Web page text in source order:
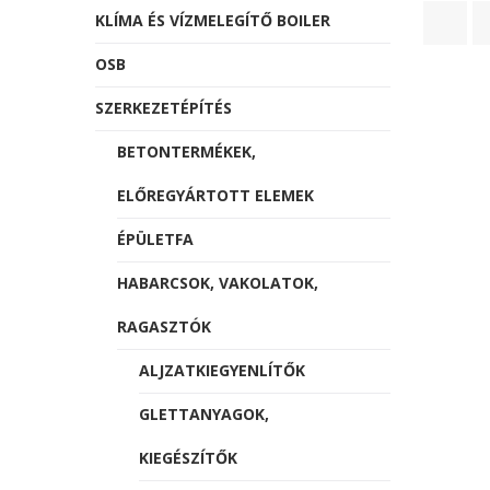
KLÍMA ÉS VÍZMELEGÍTŐ BOILER
OSB
SZERKEZETÉPÍTÉS
BETONTERMÉKEK,
ELŐREGYÁRTOTT ELEMEK
ÉPÜLETFA
HABARCSOK, VAKOLATOK,
RAGASZTÓK
ALJZATKIEGYENLÍTŐK
GLETTANYAGOK,
KIEGÉSZÍTŐK